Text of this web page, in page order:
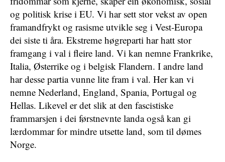
og politisk krise i EU. Vi har sett stor vekst av open
framandfrykt og rasisme utvikle seg i Vest-Europa
dei siste ti åra. Ekstreme høgreparti har hatt stor
framgang i val i fleire land. Vi kan nemne Frankrike,
Italia, Østerrike og i belgisk Flandern. I andre land
har desse partia vunne lite fram i val. Her kan vi
nemne Nederland, England, Spania, Portugal og
Hellas. Likevel er det slik at den fascistiske
frammarsjen i dei førstnevnte landa også kan gi
lærdommar for mindre utsette land, som til dømes
Norge.